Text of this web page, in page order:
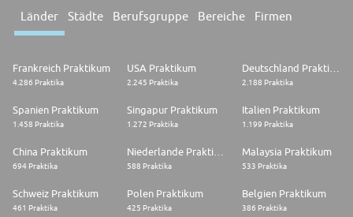
Länder Städte Berufsgruppe Bereiche Firmen
Frankreich Praktikum
4.286 Praktika
USA Praktikum
2.245 Praktika
Deutschland Praktikum
2.188 Praktika
Spanien Praktikum
1.458 Praktika
Singapur Praktikum
1.272 Praktika
Italien Praktikum
1.199 Praktika
China Praktikum
694 Praktika 588 Praktika
Malaysia Praktikum
533 Praktika
Schweiz Praktikum
461 Praktika
Polen Praktikum
425 Praktika
Belgien Praktikum
386 Praktika